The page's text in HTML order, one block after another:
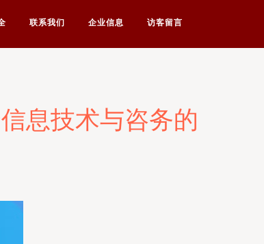
联系我们 企业信息 访客留言
息技术与咨务的